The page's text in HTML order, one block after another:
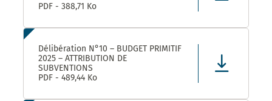
COMPTES ET DE LA GESTION DE
METROPOLE AU TITRE DES EXERCICES
PDF - 388,71 Ko
Délibération N°10 – BUDGET PRIMITIF
2025 – ATTRIBUTION DE
SUBVENTIONS
PDF - 489,44 Ko